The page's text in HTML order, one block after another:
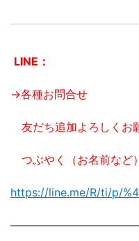
LINE：
→各種お問合せ
友だち追加よろしくお
つぶやく（お名前など
https://line.me/R/ti/p/%